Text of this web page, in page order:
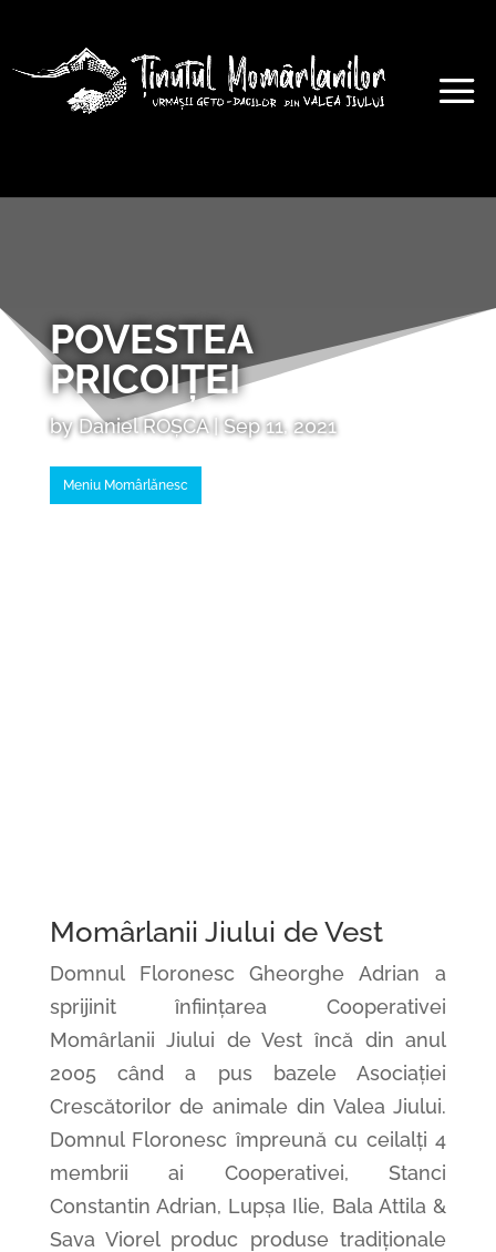
POVESTEA
PRICOIȚEI
byDaniel ROȘCA| Sep 11, 2021
Meniu Momârlănesc
Momârlanii Jiului de Vest
Domnul Floronesc Gheorghe Adrian a
sprijinit înființarea Cooperativei
Momârlanii Jiului de Vest încă din anul
2005 când a pus bazele Asociației
Crescătorilor de animale din Valea Jiului.
Domnul Floronesc împreună cu ceilalți 4
membrii ai Cooperativei, Stanci
Constantin Adrian, Lupșa Ilie, Bala Attila &
Sava Viorel produc produse tradiționale